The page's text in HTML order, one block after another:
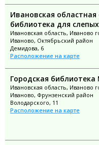
Ивановская областная
библиотека для слепых
Ивановская область, Иваново
Иваново, Октябрьский район
Демидова, 6
Расположение на карте
Городская библиотека
Ивановская область, Иваново
Иваново, Фрунзенский район
Володарского, 11
Расположение на карте